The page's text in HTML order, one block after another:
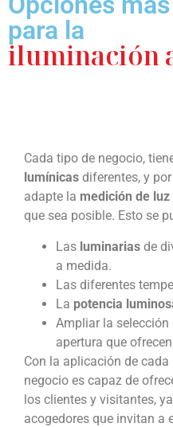
para la
iluminación
Cada tipo de negocio,
lumínicas diferentes, y
adapte la medición de luz
que sea posible. Esto se
Las luminarias de
a medida.
Las diferentes
La potencia
Ampliar la selección
apertura que
Con la aplicación de
negocio es capaz de
los clientes y visitantes,
acogedores que invitan a